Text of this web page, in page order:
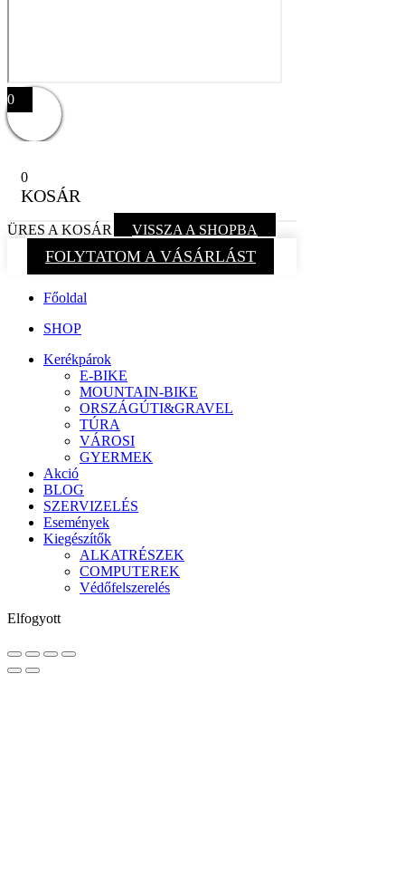
0
0
KOSÁR
ÜRES A KOSÁR VISSZA A SHOPBA
FOLYTATOM A VÁSÁRLÁST
Főoldal
SHOP
Kerékpárok
E-BIKE
MOUNTAIN-BIKE
ORSZÁGÚTI&GRAVEL
TÚRA
VÁROSI
GYERMEK
Akció
BLOG
SZERVIZELÉS
Események
Kiegészítők
ALKATRÉSZEK
COMPUTEREK
Védőfelszerelés
Elfogyott